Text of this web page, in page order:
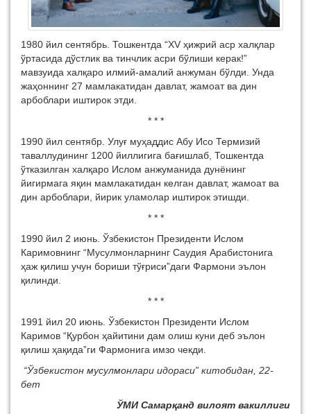
1980 йил сентябрь. Тошкентда “XV ҳижрий аср халқлар
ўртасида дўстлик ва тинчлик асри бўлиши керак!”
мавзуида халқаро илмий-амалий анжуман бўлди. Унда
жаҳоннинг 27 мамлакатидан давлат, жамоат ва дин
арбоблари иштирок этди.
* * *
1990 йил сентябр. Улуғ муҳаддис Абу Исо Термизий
таваллудининг 1200 йиллигига бағишлаб, Тошкентда
ўтказилган халқаро Ислом анжуманида дунёнинг
йигирмага яқин мамлакатидан келган давлат, жамоат ва
дин арбоблари, йирик уламолар иштирок этишди.
* * *
1990 йил 2 июнь. Ўзбекистон Президенти Ислом
Каримовнинг “Мусулмонларнинг Саудия Арабистонига
ҳаж қилиш учун бориши тўғриси”даги Фармони эълон
қилинди.
* * *
1991 йил 20 июнь. Ўзбекистон Президенти Ислом
Каримов “Қурбон ҳайитини дам олиш куни деб эълон
қилиш ҳақида”ги Фармонига имзо чекди.
“Ўзбекистон мусулмонлари идораси” китобидан, 22-
бет
ЎМИ Самарқанд вилоят вакиллиги